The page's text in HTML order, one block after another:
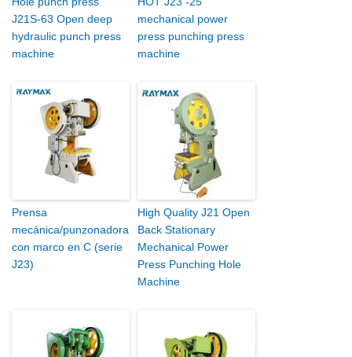
J21S-63 Open deep
hydraulic punch press
machine
mechanical power
press punching press
machine
Prensa
mecánica/punzonadora
con marco en C (serie
J23)
High Quality J21 Open
Back Stationary
Mechanical Power
Press Punching Hole
Machine